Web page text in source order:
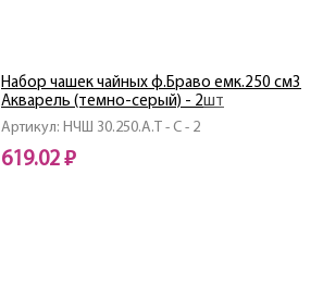
Артикул: НЧШ 30.250.А.Т - С - 2
Набор чашек чайных ф.Браво емк.250 см3
Акварель (темно-серый) - 2шт
619.02 ₽